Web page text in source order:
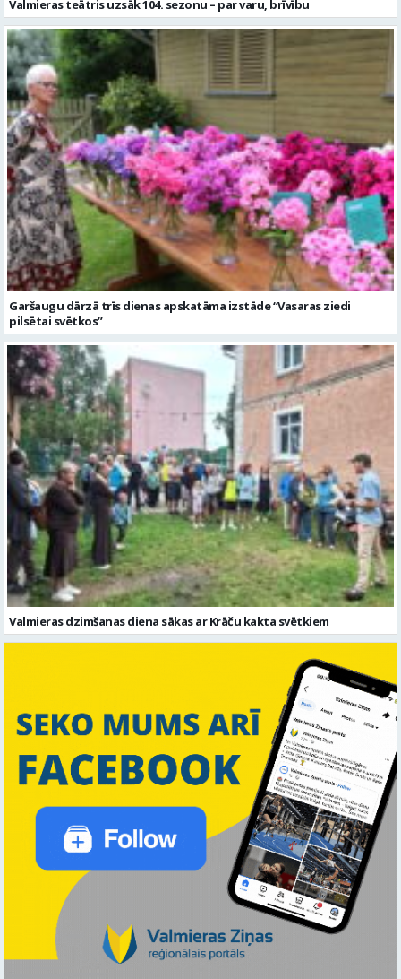
Garšaugu dārzā trīs dienas apskatāma izstāde “Vasaras ziedi
pilsētai svētkos”
Valmieras dzimšanas diena sākas ar Krāču kakta svētkiem